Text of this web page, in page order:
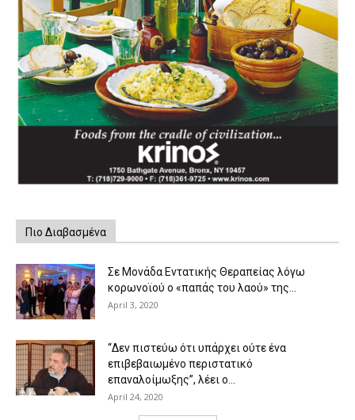
Πιο Διαβασμένα
Σε Μονάδα Εντατικής Θεραπείας λόγω
κορωνοϊού ο «παπάς του λαού» της...
April 3, 2020
“Δεν πιστεύω ότι υπάρχει ούτε ένα
επιβεβαιωμένο περιστατικό
επαναλοίμωξης”, λέει ο...
April 24, 2020